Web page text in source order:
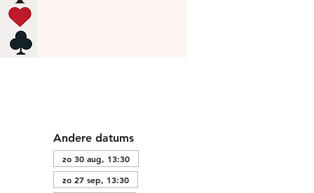
Andere datums
zo 30 aug, 13:30
zo 27 sep, 13:30